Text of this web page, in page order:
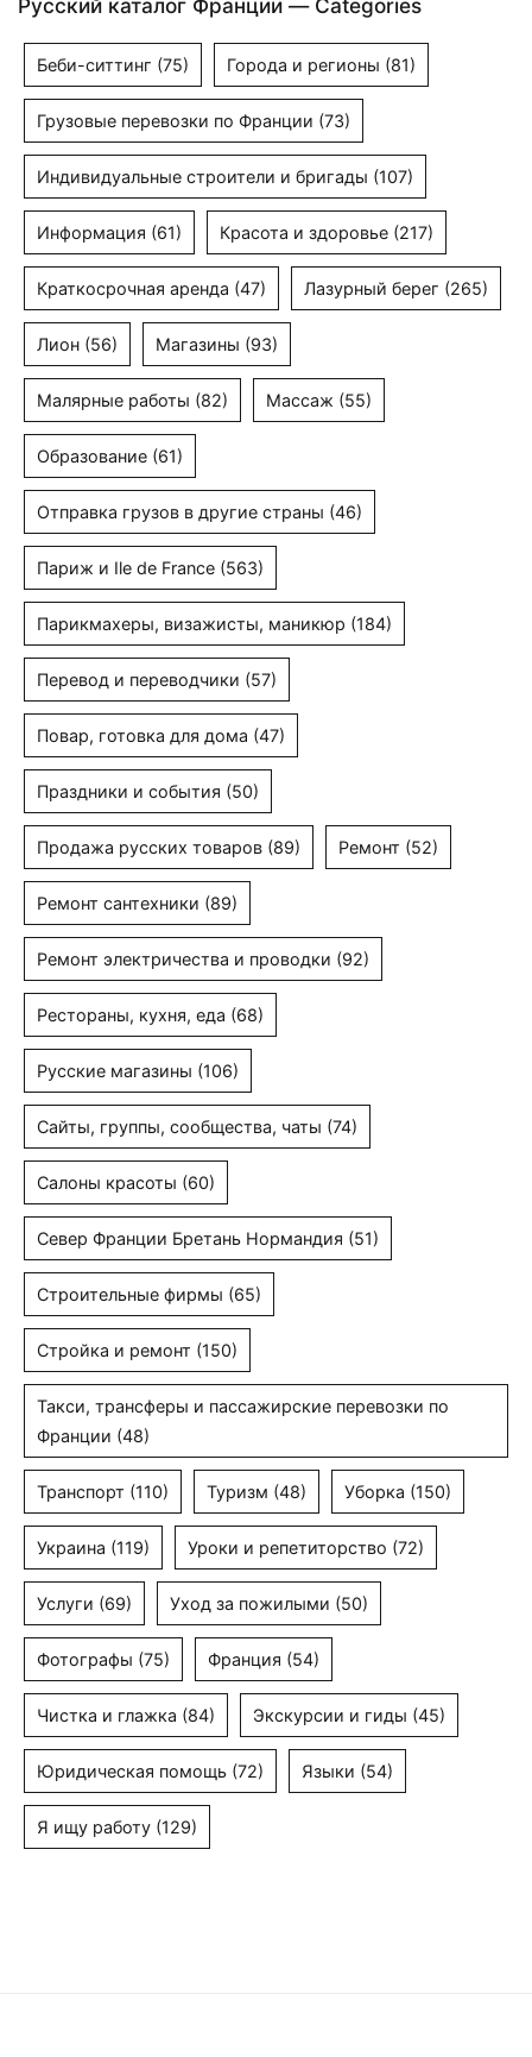
Русский каталог Франции — Categories
Беби-ситтинг (75) Города и регионы (81)
Грузовые перевозки по Франции (73)
Индивидуальные строители и бригады (107)
Информация (61) Красота и здоровье (217)
Краткосрочная аренда (47) Лазурный берег (265)
Лион (56) Магазины (93)
Малярные работы (82) Массаж (55)
Образование (61)
Отправка грузов в другие страны (46)
Париж и Ile de France (563)
Парикмахеры, визажисты, маникюр (184)
Перевод и переводчики (57)
Повар, готовка для дома (47)
Праздники и события (50)
Продажа русских товаров (89) Ремонт (52)
Ремонт сантехники (89)
Ремонт электричества и проводки (92)
Рестораны, кухня, еда (68)
Русские магазины (106)
Сайты, группы, сообщества, чаты (74)
Салоны красоты (60)
Север Франции Бретань Нормандия (51)
Строительные фирмы (65)
Стройка и ремонт (150)
Такси, трансферы и пассажирские перевозки по
Франции (48)
Транспорт (110) Туризм (48) Уборка (150)
Украина (119) Уроки и репетиторство (72)
Услуги (69) Уход за пожилыми (50)
Фотографы (75) Франция (54)
Чистка и глажка (84) Экскурсии и гиды (45)
Юридическая помощь (72) Языки (54)
Я ищу работу (129)